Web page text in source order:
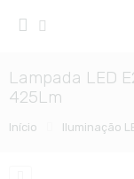
Lampada LED
425Lm
Início Iluminação